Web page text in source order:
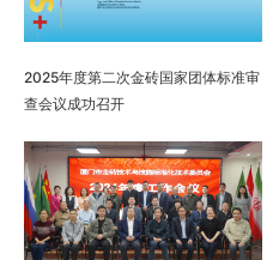
2025年度第二次金砖国家团体标准审
查会议成功召开